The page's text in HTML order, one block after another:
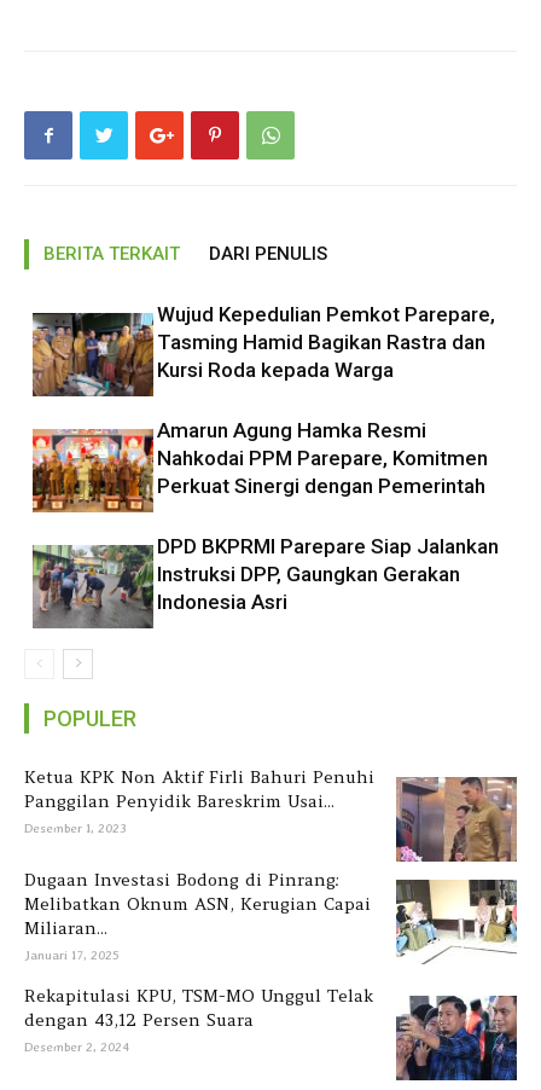
BERITA TERKAIT DARI PENULIS
Wujud Kepedulian Pemkot Parepare,
Tasming Hamid Bagikan Rastra dan
Kursi Roda kepada Warga
Amarun Agung Hamka Resmi
Nahkodai PPM Parepare, Komitmen
Perkuat Sinergi dengan Pemerintah
DPD BKPRMI Parepare Siap Jalankan
Instruksi DPP, Gaungkan Gerakan
Indonesia Asri
POPULER
Ketua KPK Non Aktif Firli Bahuri Penuhi
Panggilan Penyidik Bareskrim Usai...
Desember 1, 2023
Dugaan Investasi Bodong di Pinrang:
Melibatkan Oknum ASN, Kerugian Capai
Miliaran...
Januari 17, 2025
Rekapitulasi KPU, TSM-MO Unggul Telak
dengan 43,12 Persen Suara
Desember 2, 2024